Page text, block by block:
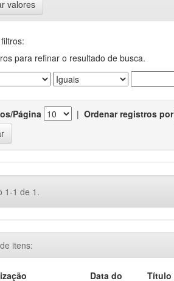
valores
para refinar o resultado de busca.
Página | Ordenar registros por
1-1 de 1.
itens:
Data do
Título